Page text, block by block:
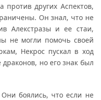
других Аспектов,
Он знал, что не
Алекстразы и ее стаи,
не могли помочь своей
Некрос пускал в ход
но его знак был
Они боялись, что если не